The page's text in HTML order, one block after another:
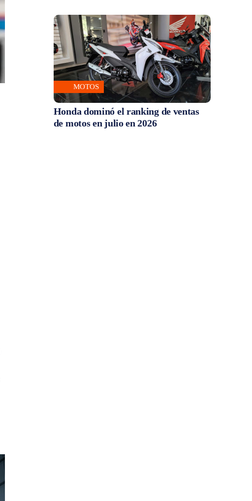
MOTOS
Honda dominó el ranking de ventas
de motos en julio en 2026